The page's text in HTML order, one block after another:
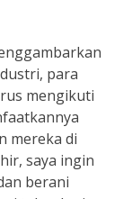
para
mengikuti
mereka di
saya ingin
berani